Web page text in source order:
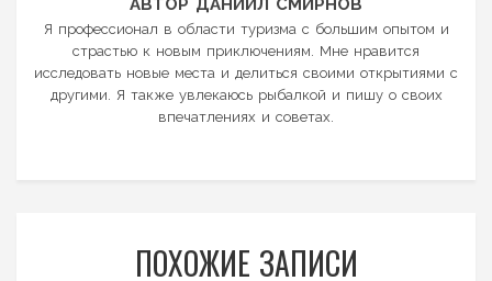
Я профессионал в области туризма с большим опытом и
страстью к новым приключениям. Мне нравится
исследовать новые места и делиться своими открытиями с
другими. Я также увлекаюсь рыбалкой и пишу о своих
впечатлениях и советах.
ПОХОЖИЕ ЗАПИСИ